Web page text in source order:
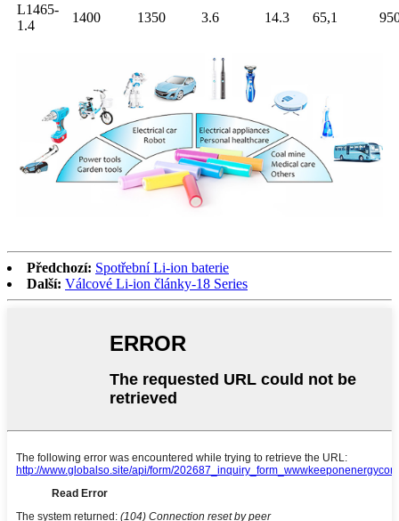
L1465-
1.4
1400 1350 3.6 14.3 65,1
Předchozí: Spotřební Li-ion baterie
Další: Válcové Li-ion články-18 Series